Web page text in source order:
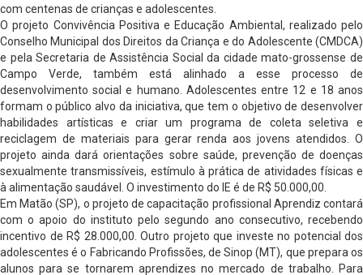
com centenas de crianças e adolescentes.
O projeto Convivência Positiva e Educação Ambiental, realizado pelo
Conselho Municipal dos Direitos da Criança e do Adolescente (CMDCA)
e pela Secretaria de Assistência Social da cidade mato-grossense de
Campo Verde, também está alinhado a esse processo de
desenvolvimento social e humano. Adolescentes entre 12 e 18 anos
formam o público alvo da iniciativa, que tem o objetivo de desenvolver
habilidades artísticas e criar um programa de coleta seletiva e
reciclagem de materiais para gerar renda aos jovens atendidos. O
projeto ainda dará orientações sobre saúde, prevenção de doenças
sexualmente transmissíveis, estímulo à prática de atividades físicas e
à alimentação saudável. O investimento do IE é de R$ 50.000,00.
Em Matão (SP), o projeto de capacitação profissional Aprendiz contará
com o apoio do instituto pelo segundo ano consecutivo, recebendo
incentivo de R$ 28.000,00. Outro projeto que investe no potencial dos
adolescentes é o Fabricando Profissões, de Sinop (MT), que prepara os
alunos para se tornarem aprendizes no mercado de trabalho. Para